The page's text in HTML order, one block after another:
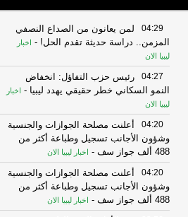
04:29
لمن يعانون من الصداع النصفي
المزمن.. دراسة حديثة تقدم الحل! - اخبار
ليبيا الان
04:27
رئيس حزب التفاؤل: انخفاض
النمو السكاني خطر حقيقي يهدد ليبيا - اخبار
ليبيا الان
04:20
أعلنت مصلحة الجوازات والجنسية
وشؤون الأجانب تسجيل وطباعة أكثر من
488 ألف جواز سف
- اخبار ليبيا الان
04:20
أعلنت مصلحة الجوازات والجنسية
وشؤون الأجانب تسجيل وطباعة أكثر من
488 ألف جواز سف
- اخبار ليبيا الان